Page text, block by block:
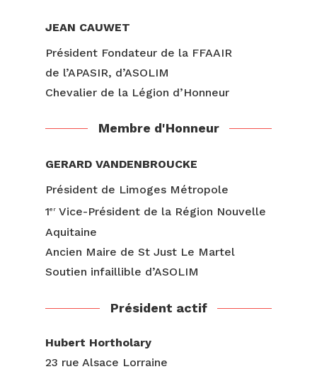
JEAN CAUWET
Président Fondateur de la FFAAIR
de l’APASIR, d’ASOLIM
Chevalier de la Légion d’Honneur
Membre d'Honneur
GERARD VANDENBROUCKE
Président de Limoges Métropole
1er Vice-Président de la Région Nouvelle
Aquitaine
Ancien Maire de St Just Le Martel
Soutien infaillible d’ASOLIM
Président actif
Hubert Hortholary
23 rue Alsace Lorraine